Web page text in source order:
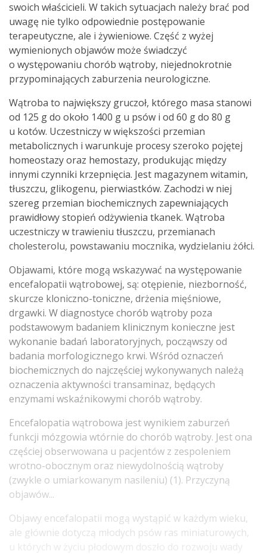
swoich właścicieli. W takich sytuacjach należy brać pod
uwagę nie tylko odpowiednie postępowanie
terapeutyczne, ale i żywieniowe. Część z wyżej
wymienionych objawów może świadczyć
o występowaniu chorób wątroby, niejednokrotnie
przypominających zaburzenia neurologiczne.
Wątroba to największy gruczoł, którego masa stanowi
od 125 g do około 1400 g u psów i od 60 g do 80 g
u kotów. Uczestniczy w większości przemian
metabolicznych i warunkuje procesy szeroko pojętej
homeostazy oraz hemostazy, produkując między
innymi czynniki krzepnięcia. Jest magazynem witamin,
tłuszczu, glikogenu, pierwiastków. Zachodzi w niej
szereg przemian biochemicznych zapewniających
prawidłowy stopień odżywienia tkanek. Wątroba
uczestniczy w trawieniu tłuszczu, przemianach
cholesterolu, powstawaniu mocznika, wydzielaniu żółci.
Objawami, które mogą wskazywać na występowanie
encefalopatii wątrobowej, są: otępienie, niezborność,
skurcze kloniczno-toniczne, drżenia mięśniowe,
drgawki. W diagnostyce chorób wątroby poza
podstawowym badaniem klinicznym konieczne jest
wykonanie badań laboratoryjnych, począwszy od
badania morfologicznego krwi. Wśród oznaczeń
biochemicznych do najczęściej wykonywanych należą
oznaczenia aktywności transaminaz, będących
enzymami wskaźnikowymi chorób wątroby.
Encefalopatia wątrobowa jest wynikiem zaburzeń
funkcji mózgowia wtórnie do chorób wątroby. Jest ona
częściej obserwowana u pacjentów z zespoleniem
wrotno-obocznym oraz niewydolnością wątroby
(zwykle o umiarkowanym nasileniu) (1). Przyczyną
objawów...
Objawy encefalopatii mogą wystąpić w każdym wieku,
ale głównie dotyczą młodych psów ras miniaturowych,
u których w życiu płodowym doszło do rozwoju wady